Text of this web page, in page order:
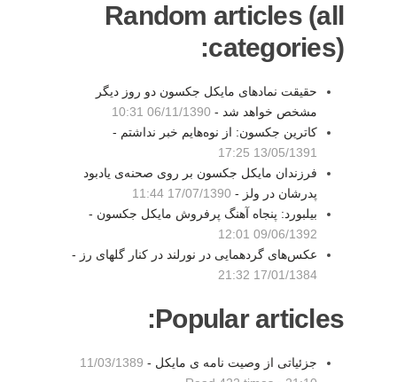
Random articles (all
categories):
حقیقت نمادهای مایکل جکسون دو روز دیگر
مشخص خواهد شد - 06/11/1390 10:31
کاترین جکسون: از نوه‌هایم خبر نداشتم -
13/05/1391 17:25
فرزندان مایکل جکسون بر روی صحنه‌ی یادبود
پدرشان در ولز - 17/07/1390 11:44
بیلبورد: پنجاه آهنگ پرفروش مایکل جکسون -
09/06/1392 12:01
عکس‌های گردهمایی در نورلند در کنار گلهای رز -
17/01/1384 21:32
Popular articles:
جزئیاتی از وصیت نامه ی مایکل - 11/03/1389